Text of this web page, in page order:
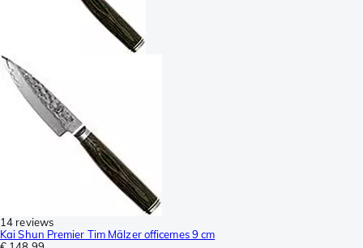
14 reviews
Kai Shun Premier Tim Mälzer officemes 9 cm